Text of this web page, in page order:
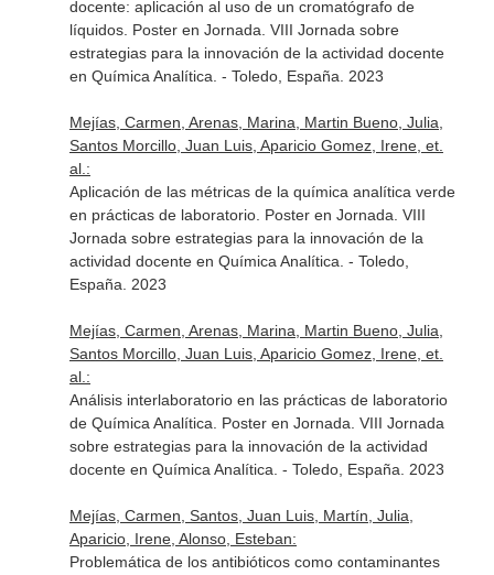
docente: aplicación al uso de un cromatógrafo de
líquidos. Poster en Jornada. VIII Jornada sobre
estrategias para la innovación de la actividad docente
en Química Analítica. - Toledo, España. 2023
Mejías, Carmen, Arenas, Marina, Martin Bueno, Julia,
Santos Morcillo, Juan Luis, Aparicio Gomez, Irene, et.
al.:
Aplicación de las métricas de la química analítica verde
en prácticas de laboratorio. Poster en Jornada. VIII
Jornada sobre estrategias para la innovación de la
actividad docente en Química Analítica. - Toledo,
España. 2023
Mejías, Carmen, Arenas, Marina, Martin Bueno, Julia,
Santos Morcillo, Juan Luis, Aparicio Gomez, Irene, et.
al.:
Análisis interlaboratorio en las prácticas de laboratorio
de Química Analítica. Poster en Jornada. VIII Jornada
sobre estrategias para la innovación de la actividad
docente en Química Analítica. - Toledo, España. 2023
Mejías, Carmen, Santos, Juan Luis, Martín, Julia,
Aparicio, Irene, Alonso, Esteban:
Problemática de los antibióticos como contaminantes